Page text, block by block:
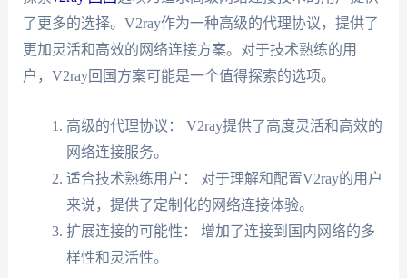
了更多的选择。V2ray作为一种高级的代理协议，提供了
更加灵活和高效的网络连接方案。对于技术熟练的用
户，V2ray回国方案可能是一个值得探索的选项。
高级的代理协议： V2ray提供了高度灵活和高效的
网络连接服务。
适合技术熟练用户： 对于理解和配置V2ray的用户
来说，提供了定制化的网络连接体验。
扩展连接的可能性： 增加了连接到国内网络的多
样性和灵活性。